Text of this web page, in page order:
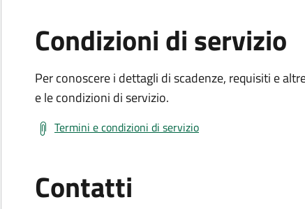
Condizioni di servizio
Per conoscere i dettagli di scadenze, requisiti e
e le condizioni di servizio.
Termini e condizioni di servizio
Contatti